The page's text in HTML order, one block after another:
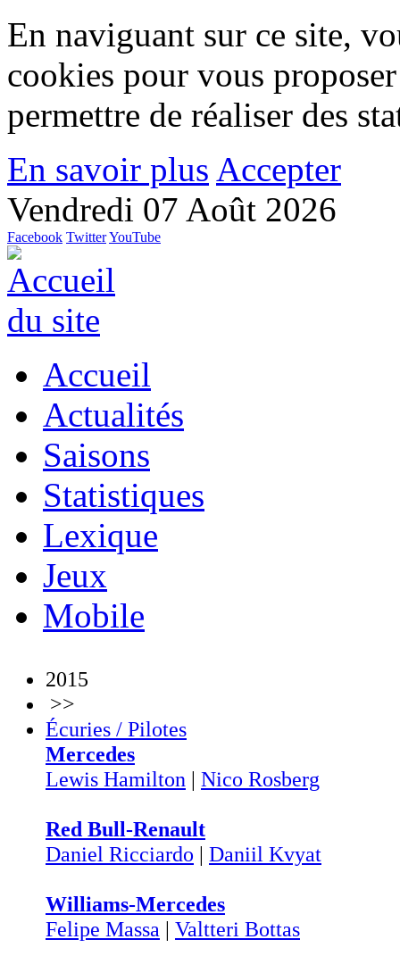
En naviguant sur ce site,
cookies pour vous
permettre de réaliser des
En savoir plus Accepter
Vendredi 07 Août 2026
Facebook TwitterYouTube
Accueil
Actualités
Saisons
Statistiques
Lexique
Jeux
Mobile
2015
>>
Écuries / Pilotes
Mercedes
Lewis Hamilton | Nico Rosberg
Red Bull-Renault
Daniel Ricciardo | Daniil Kvyat
Williams-Mercedes
Felipe Massa | Valtteri Bottas